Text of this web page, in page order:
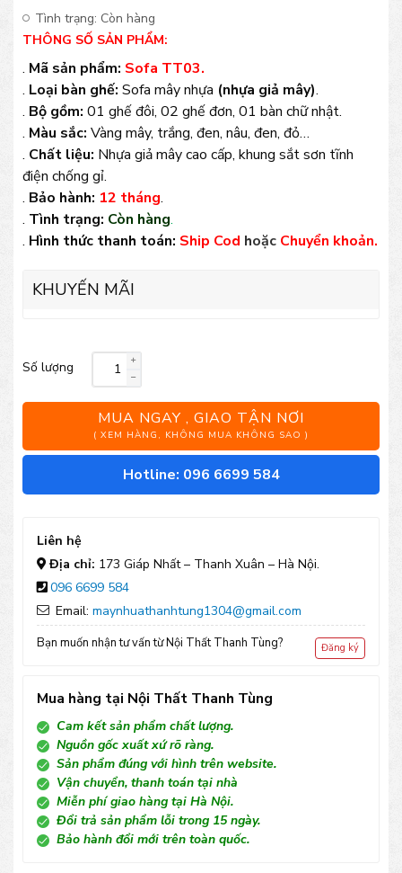
Tình trạng: Còn hàng
THÔNG SỐ SẢN PHẨM:
. Mã sản phẩm: Sofa TT03.
. Loại bàn ghế: Sofa mây nhựa (nhựa giả mây).
. Bộ gồm: 01 ghế đôi, 02 ghế đơn, 01 bàn chữ nhật.
. Màu sắc: Vàng mây, trắng, đen, nâu, đen, đỏ…
. Chất liệu: Nhựa giả mây cao cấp, khung sắt sơn tĩnh
điện chống gỉ.
. Bảo hành: 12 tháng.
. Tình trạng: Còn hàng.
. Hình thức thanh toán: Ship Cod hoặc Chuyển khoản.
KHUYẾN MÃI
Số lượng
Bộ
bàn
ghế
mây
TT03
số
lượng
MUA NGAY , GIAO TẬN NƠI
( XEM HÀNG, KHÔNG MUA KHÔNG SAO )
Hotline: 096 6699 584
Liên hệ
Địa chỉ: 173 Giáp Nhất – Thanh Xuân – Hà Nội.
096 6699 584
Email: maynhuathanhtung1304@gmail.com
Bạn muốn nhận tư vấn từ Nội Thất Thanh Tùng? Đăng ký
Mua hàng tại Nội Thất Thanh Tùng
Cam kết sản phẩm chất lượng.
Nguồn gốc xuất xứ rõ ràng.
Sản phẩm đúng với hình trên website.
Vận chuyển, thanh toán tại nhà
Miễn phí giao hàng tại Hà Nội.
Đổi trả sản phẩm lỗi trong 15 ngày.
Bảo hành đổi mới trên toàn quốc.